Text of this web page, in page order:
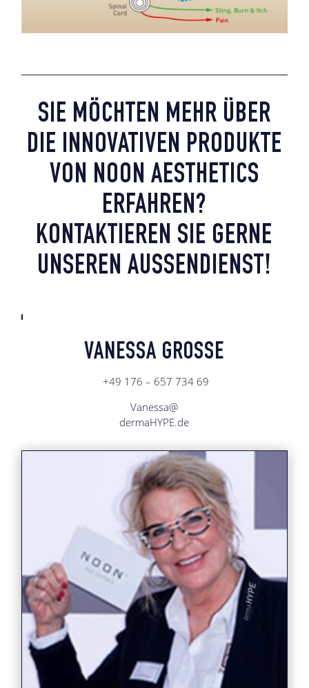
SIE MÖCHTEN MEHR ÜBER
DIE INNOVATIVEN PRODUKTE
VON NOON AESTHETICS
ERFAHREN?
KONTAKTIEREN SIE GERNE
UNSEREN AUSSENDIENST!
VANESSA GROSSE
+49 176 – 657 734 69
Vanessa@
dermaHYPE.de